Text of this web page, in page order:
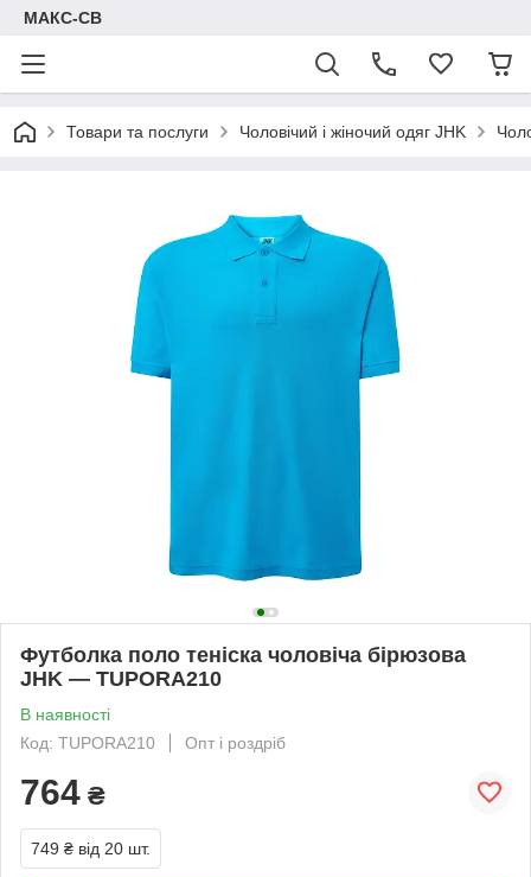
МАКС-СВ
Товари та послуги Чоловічий і жіночий одяг JHK
Футболка поло теніска чоловіча бірюзова
JHK — TUPORA210
В наявності
Код: TUPORA210
Опт і роздріб
764 ₴
749 ₴ від 20 шт.